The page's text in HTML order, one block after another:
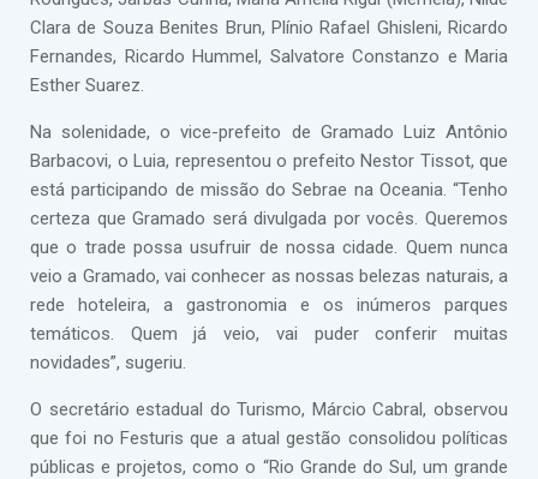
Clara de Souza Benites Brun, Plínio Rafael Ghisleni, Ricardo
Fernandes, Ricardo Hummel, Salvatore Constanzo e Maria
Esther Suarez.
Na solenidade, o vice-prefeito de Gramado Luiz Antônio
Barbacovi, o Luia, representou o prefeito Nestor Tissot, que
está participando de missão do Sebrae na Oceania. “Tenho
certeza que Gramado será divulgada por vocês. Queremos
que o trade possa usufruir de nossa cidade. Quem nunca
veio a Gramado, vai conhecer as nossas belezas naturais, a
rede hoteleira, a gastronomia e os inúmeros parques
temáticos. Quem já veio, vai puder conferir muitas
novidades”, sugeriu.
O secretário estadual do Turismo, Márcio Cabral, observou
que foi no Festuris que a atual gestão consolidou políticas
públicas e projetos, como o “Rio Grande do Sul, um grande